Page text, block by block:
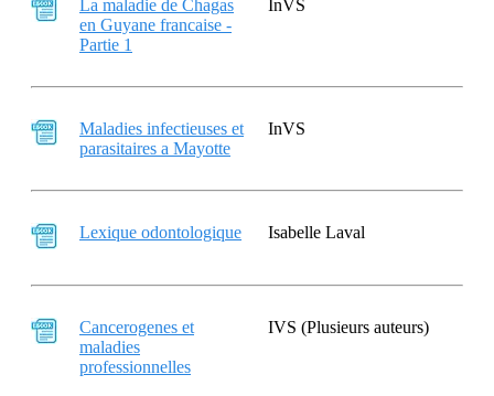
La maladie de Chagas
en Guyane francaise -
Partie 1
InVS
Maladies infectieuses et
parasitaires a Mayotte
InVS
Lexique odontologique Isabelle Laval
Cancerogenes et
maladies
professionnelles
IVS (Plusieurs auteurs)